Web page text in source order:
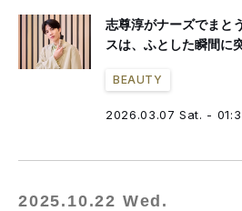
志尊淳がナーズでま
スは、ふとした瞬間に
BEAUTY
2026.03.07 Sat. -
2025.10.22 Wed.